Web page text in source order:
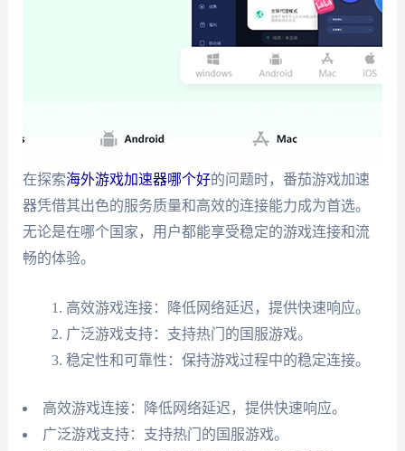
在探索海外游戏加速器哪个好的问题时，番茄游戏加速
器凭借其出色的服务质量和高效的连接能力成为首选。
无论是在哪个国家，用户都能享受稳定的游戏连接和流
畅的体验。
高效游戏连接：降低网络延迟，提供快速响应。
广泛游戏支持：支持热门的国服游戏。
稳定性和可靠性：保持游戏过程中的稳定连接。
高效游戏连接：降低网络延迟，提供快速响应。
广泛游戏支持：支持热门的国服游戏。